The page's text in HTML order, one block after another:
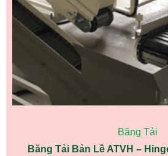
Băng Tải
Băng Tải Bản Lề ATVH –